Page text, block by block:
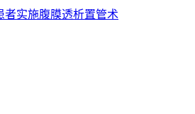
者实施腹膜透析置管术